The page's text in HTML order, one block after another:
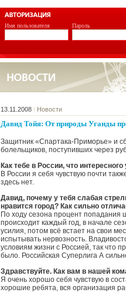
Имя пользователя Пароль
13.11.2008 | Новости
Давид Тойя: От природы Уганды
Защитник «Спартака-Приморье» и
болельщиков, поступивших через
Как тебе в России, что интересного
В России я себя чувствую почти
здесь нет.
Давид, почему у тебя слабая
нравится город? Как сильно
По ходу сезона процент попадания
происходит каждый год, в начале
усилия, потом всё встает на свои
испытывать нервозность.
условиям жизни с Россией, так что
было. Российская Суперлига А
Здравствуйте. Как вам в нашей
Я очень хорошо себя чувствую в
хорошие ребята, вся организация